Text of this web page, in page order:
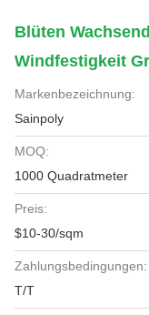
Blüten
Windfestigkeit
Markenbezeichnung:
Sainpoly
MOQ:
1000 Quadratmeter
Preis:
$10-30/sqm
Zahlungsbedingungen:
T/T